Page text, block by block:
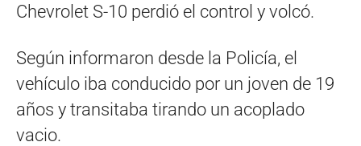
Chevrolet S-10 perdió el control y volcó.
Según informaron desde la Policía, el
vehículo iba conducido por un joven de 19
años y transitaba tirando un acoplado
vacio.